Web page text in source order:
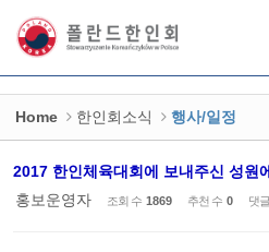
Home 한인회소식 행사/일정
2017 한인체육대회에 보내주신 성원
홍보운영자
조회 수 1869 추천 수 0 댓글